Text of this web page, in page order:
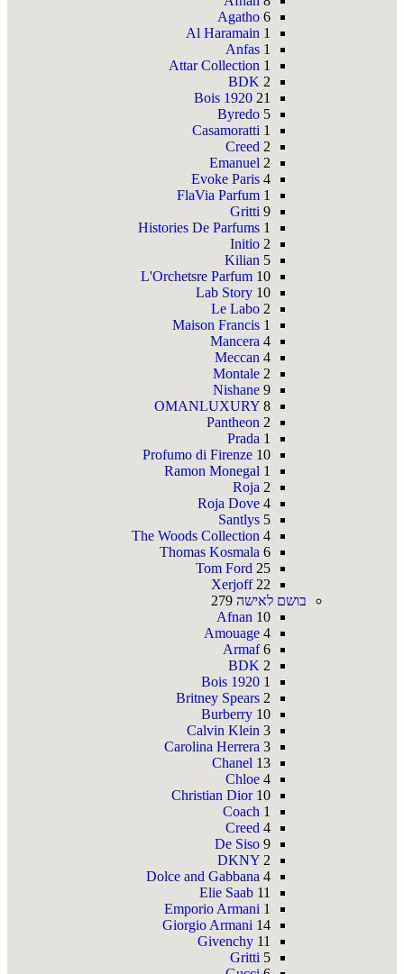
Agatho 6
Al Haramain 1
Anfas 1
Attar Collection 1
BDK 2
Bois 1920 21
Byredo 5
Casamoratti 1
Creed 2
Emanuel 2
Evoke Paris 4
FlaVia Parfum 1
Gritti 9
Histories De Parfums 1
Initio 2
Kilian 5
L'Orchetsre Parfum 10
Lab Story 10
Le Labo 2
Maison Francis 1
Mancera 4
Meccan 4
Montale 2
Nishane 9
OMANLUXURY 8
Pantheon 2
Prada 1
Profumo di Firenze 10
Ramon Monegal 1
Roja 2
Roja Dove 4
Santlys 5
The Woods Collection 4
Thomas Kosmala 6
Tom Ford 25
Xerjoff 22
בושם לאישה 279
Afnan 10
Amouage 4
Armaf 6
BDK 2
Bois 1920 1
Britney Spears 2
Burberry 10
Calvin Klein 3
Carolina Herrera 3
Chanel 13
Chloe 4
Christian Dior 10
Coach 1
Creed 4
De Siso 9
DKNY 2
Dolce and Gabbana 4
Elie Saab 11
Emporio Armani 1
Giorgio Armani 14
Givenchy 11
Gritti 5